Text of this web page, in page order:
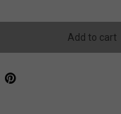
Add to cart